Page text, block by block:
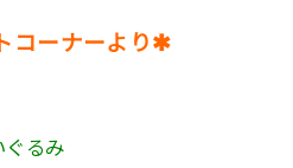
コーナーより✱
ぐるみ